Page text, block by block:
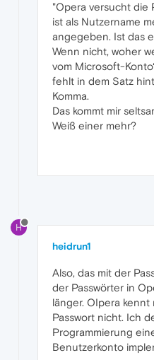
"Opera versucht die
ist als Nutzername
angegeben. Ist das
Wenn nicht, woher
vom Microsoft-
fehlt in dem Satz
Komma.
Das kommt mir
Weiß einer mehr?
H
heidrun1
Also, das mit der
der Passwörter in
länger. OIpera
Passwort nicht. Ich
Programmierung
Benutzerkonto